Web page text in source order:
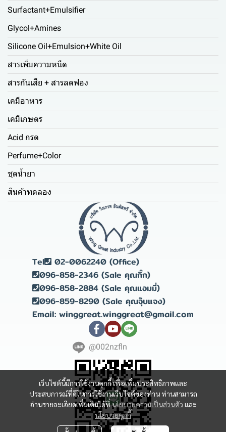
เว็บไซต์นี้มีการใช้งานคุกกี้ เพื่อเพิ่มประสิทธิภาพและ
ประสบการณ์ที่ดีในการใช้งานเว็บไซต์ของท่าน ท่านสามารถ
อ่านรายละเอียดเพิ่มเติมได้ที่นโยบายความเป็นส่วนตัว และ
นโยบายคุกกี้
Surfactant+Emulsifier
Glycol+Amines
Silicone Oil+Emulsion+White Oil
สารเพิ่มความหนืด
สารกันเสีย + สารลดฟอง
เคมีอาหาร
เคมีเกษตร
Acid กรด
Perfume+Color
ชุดน้ำยา
สินค้าทดลอง
Tel
02-0062240 (Office)
096-858-2346 (Sale คุณกิ๊ก)
096-858-2884 (Sale คุณแอมมี่)
096-859-8290 (Sale คุณจุ๊บแจง)
Email: winggreat.winggreat@gmail.com
@002nzfln